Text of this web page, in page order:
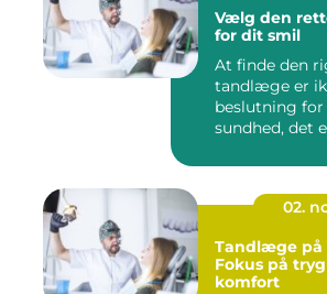
Vælg den
for dit smil
At finde den
tandlæge er
beslutning for
sundhed, det
02.
Tandlæge på
Fokus på
komfort